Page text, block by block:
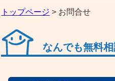
トップページ > お問合せ
なんでも無料